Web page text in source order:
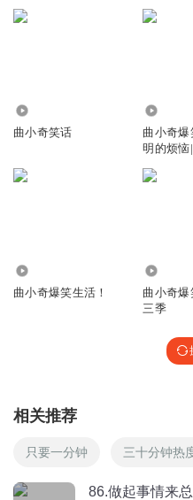
消息好嘛好么有我你的生
第一
曲小奇笑话
曲小奇爆
明的烦恼
曲小奇爆笑生活！
曲小奇爆
三季
相关推荐
只要一分钟 三十分钟热
86.做起事情来